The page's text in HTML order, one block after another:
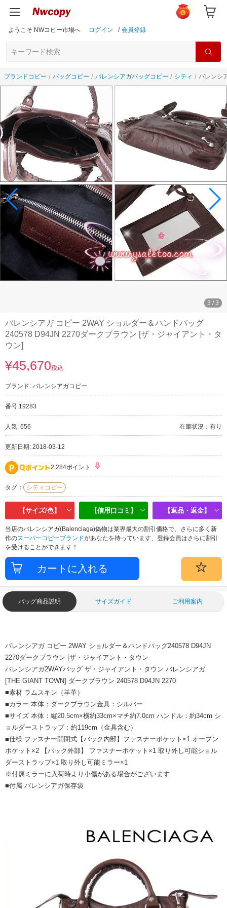
ようこそ NWコピー市場へ ログイン / 会員登録
ブランドコピー バッグコピー バレンシアガバッグコピー シティ バレンシ
3 / 3
バレンシアガ コピー 2WAY ショルダー＆ハンドバッグ
240578 D94JN 2270ダークブラウン [ザ・ジャイアント・タ
ウン]
¥45,670税込
ブランド: バレンシアガコピー
番号:19283
人気: 656 在庫状況：有り
更新日期: 2018-03-12
2,284ポイント
タグ： シティコピー
【サイズ/色】 【信用口コミ】 【返品・返金】
当店のバレンシアガ(Balenciaga)偽物は業界最大の割引価格で、さらに多く新
作のスーパーコピーブランドがあなたを待っています、登録会員はさらに割引
を受けることができます！
バッグ商品説明 サイズガイド ご利用案内
バレンシアガ コピー 2WAY ショルダー＆ハンドバッグ240578 D94JN
2270ダークブラウン [ザ・ジャイアント・タウン
バレンシアガ2WAYバッグ ザ・ジャイアント・タウン バレンシアガ
[THE GIANT TOWN] ダークブラウン 240578 D94JN 2270
■素材 ラムスキン（羊革）
■カラー 本体：ダークブラウン金具：シルバー
■サイズ 本体：縦20.5cm×横約33cm×マチ約7.0cm ハンドル：約34cm シ
ョルダーストラップ：約119cm（金具含む）
■仕様 ファスナー開閉式【バック内部】ファスナーポケット×1 オープン
ポケット×2 【バック外部】 ファスナーポケット×1 取り外し可能ショル
ダーストラップ×1 取り外し可能ミラー×1
※付属ミラーに入荷時より小傷がある場合がございます
■付属 バレンシアガ保存袋